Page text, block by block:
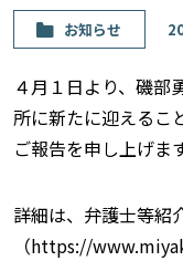
お知らせ
４月１日より、磯部
所に新たに迎えるこ
ご報告を申し上げます
詳細は、弁護士等紹
（https://